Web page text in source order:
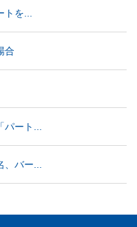
を...
合
ート...
バー...